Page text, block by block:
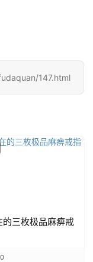
147.html
的三枚极品麻痹戒